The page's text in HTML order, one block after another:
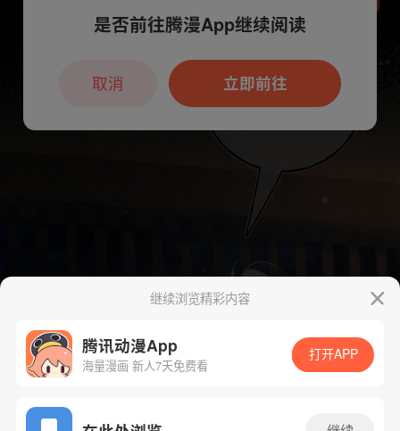
App免费看
继续浏览精彩内容
腾讯动漫App
海量漫画 新人7天免费看
打开APP
本章节仅支持App阅读，可打开App新用
户7天免费看
是否前往腾漫App继续阅读
立即前往
取消